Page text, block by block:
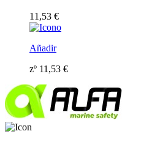
11,53 €
Añadir
zº 11,53 €